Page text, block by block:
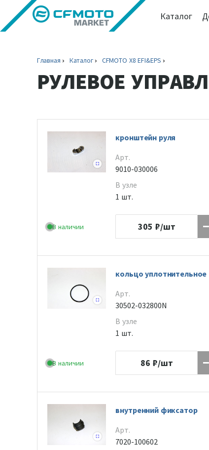
Каталог
Главная Каталог CFMOTO X8 EFI&EPS
РУЛЕВОЕ
В наличии
кронштейн руля
Арт.
9010-030006
В узле
1 шт.
305 ₽/шт
В наличии
кольцо уплотнительное
Арт.
30502-032800N
В узле
1 шт.
86 ₽/шт
внутренний фиксатор
Арт.
7020-100602